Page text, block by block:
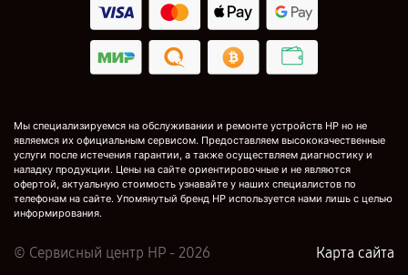
Мы специализируемся на обслуживании и ремонте устройств HP но не
являемся их официальным сервисом. Предоставляем высококачественные
услуги после истечения гарантии, а также осуществляем диагностику и
наладку продукции. Цены на сайте ориентировочные и не являются
офертой, актуальную стоимость узнавайте у наших специалистов по
телефонам на сайте. Упомянутый бренд HP используется нами лишь с целью
информирования.
© Сервисный центр HP - 2026 Карта сайта